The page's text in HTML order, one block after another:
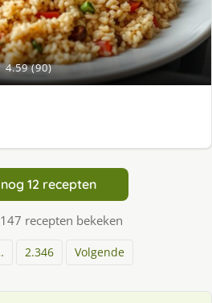
4.59 (90)
12 recepten
recepten bekeken
2.346 Volgende